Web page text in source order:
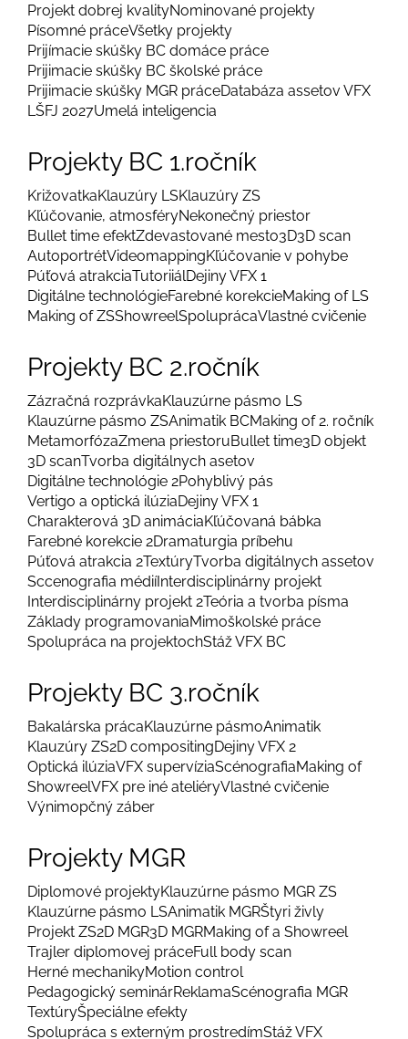
Projekt dobrej kvalityNominované projekty
Písomné práceVšetky projekty
Prijímacie skúšky BC domáce práce
Prijimacie skúšky BC školské práce
Prijimacie skúšky MGR práceDatabáza assetov VFX
LŠFJ 2027Umelá inteligencia
Projekty BC 1.ročník
KrižovatkaKlauzúry LSKlauzúry ZS
Kľúčovanie, atmosféryNekonečný priestor
Bullet time efektZdevastované mesto3D3D scan
AutoportrétVideomappingKľúčovanie v pohybe
Púťová atrakciaTutoriiálDejiny VFX 1
Digitálne technológieFarebné korekcieMaking of LS
Making of ZSShowreelSpoluprácaVlastné cvičenie
Projekty BC 2.ročník
Zázračná rozprávkaKlauzúrne pásmo LS
Klauzúrne pásmo ZSAnimatik BCMaking of 2. ročník
MetamorfózaZmena priestoruBullet time3D objekt
3D scanTvorba digitálnych asetov
Digitálne technológie 2Pohyblivý pás
Vertigo a optická ilúziaDejiny VFX 1
Charakterová 3D animáciaKľúčovaná bábka
Farebné korekcie 2Dramaturgia príbehu
Púťová atrakcia 2TextúryTvorba digitálnych assetov
Sccenografia médiíInterdisciplinárny projekt
Interdisciplinárny projekt 2Teória a tvorba písma
Základy programovaniaMimoškolské práce
Spolupráca na projektochStáž VFX BC
Projekty BC 3.ročník
Bakalárska prácaKlauzúrne pásmoAnimatik
Klauzúry ZS2D compositingDejiny VFX 2
Optická ilúziaVFX supervíziaScénografiaMaking of
ShowreelVFX pre iné ateliéryVlastné cvičenie
Výnimopčný záber
Projekty MGR
Diplomové projektyKlauzúrne pásmo MGR ZS
Klauzúrne pásmo LSAnimatik MGRŠtyri živly
Projekt ZS2D MGR3D MGRMaking of a Showreel
Trajler diplomovej práceFull body scan
Herné mechanikyMotion control
Pedagogický seminárReklamaScénografia MGR
TextúryŠpeciálne efekty
Spolupráca s externým prostredímStáž VFX